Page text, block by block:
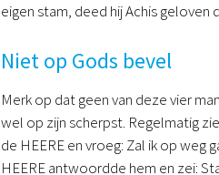
eigen stam, deed hij Achis
Niet op Gods bevel
Merk op dat geen van deze vier
wel op zijn scherpst. Regelmatig
de HEERE en vroeg: Zal ik op weg
HEERE antwoordde hem en zei: